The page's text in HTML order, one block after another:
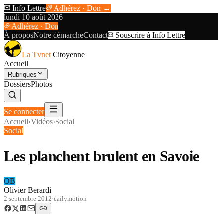
Info Lettre
Adhérez · Don →
lundi 10 août 2026
Adhérez · Don
À proposNotre démarcheContact Souscrire à Info Lettre
La Tvnet Citoyenne
Accueil
Rubriques
DossiersPhotos
Se connecter
Accueil›Vidéos›Social
Social
Les planchent brulent en Savoie
OB
Olivier Berardi
2 septembre 2012·dailymotion